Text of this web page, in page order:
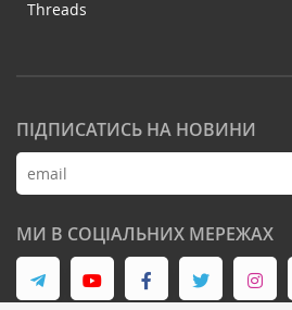
Threads
ПІДПИСАТИСЬ НА НОВИНИ
МИ В СОЦІАЛЬНИХ МЕРЕЖАХ